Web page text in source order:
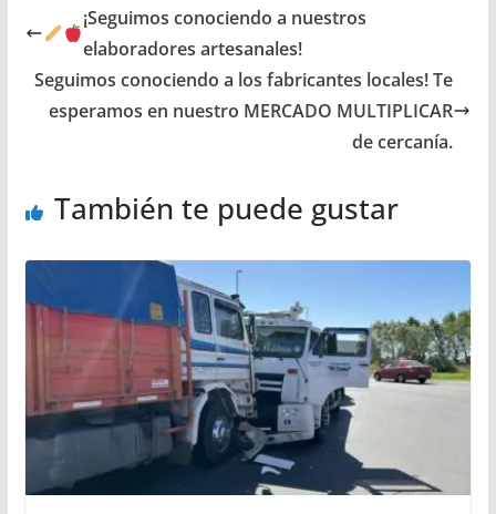
¡Seguimos conociendo a nuestros
elaboradores artesanales!
Seguimos conociendo a los fabricantes locales! Te
esperamos en nuestro MERCADO MULTIPLICAR
de cercanía.
También te puede gustar